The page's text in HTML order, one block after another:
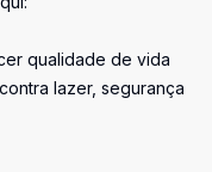
qualidade de vida
lazer, segurança